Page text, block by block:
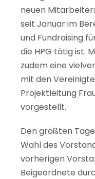
neuen
seit Januar im
und Fundraising
die HPG tätig ist.
zudem eine
mit den
Projektleitung
vorgestellt.
Den größten
Wahl des
vorherigen
Beigeordnete